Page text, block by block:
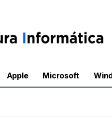
Apple Microsoft